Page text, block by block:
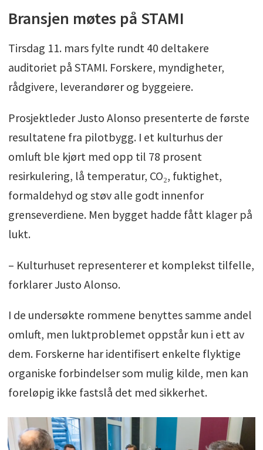
Bransjen møtes på STAMI
Tirsdag 11. mars fylte rundt 40 deltakere
auditoriet på STAMI. Forskere, myndigheter,
rådgivere, leverandører og byggeiere.
Prosjektleder Justo Alonso presenterte de første
resultatene fra pilotbygg. I et kulturhus der
omluft ble kjørt med opp til 78 prosent
resirkulering, lå temperatur, CO₂, fuktighet,
formaldehyd og støv alle godt innenfor
grenseverdiene. Men bygget hadde fått klager på
lukt.
– Kulturhuset representerer et komplekst tilfelle,
forklarer Justo Alonso.
I de undersøkte rommene benyttes samme andel
omluft, men luktproblemet oppstår kun i ett av
dem. Forskerne har identifisert enkelte flyktige
organiske forbindelser som mulig kilde, men kan
foreløpig ikke fastslå det med sikkerhet.